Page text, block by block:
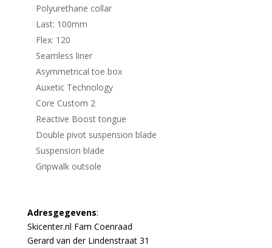
Polyurethane collar
Last: 100mm
Flex: 120
Seamless liner
Asymmetrical toe box
Auxetic Technology
Core Custom 2
Reactive Boost tongue
Double pivot suspension blade
Suspension blade
Gripwalk outsole
Adresgegevens:
Skicenter.nl Fam Coenraad
Gerard van der Lindenstraat 31